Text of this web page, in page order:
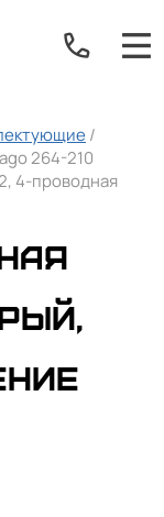
/
264-210
4-проводная